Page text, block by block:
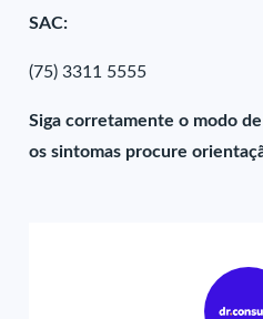
SAC:
(75) 3311 5555
Siga corretamente o modo
os sintomas procure